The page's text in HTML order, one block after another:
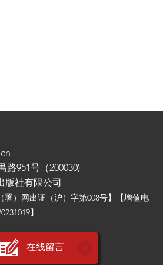
路951号（200030)
版社有限公司
署）网出证（沪）字第008号】【增值电
】
在线留言